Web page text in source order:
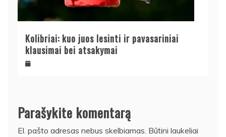
Kolibriai: kuo juos lesinti ir pavasariniai
klausimai bei atsakymai
Parašykite komentarą
El. pašto adresas nebus skelbiamas. Būtini laukeliai